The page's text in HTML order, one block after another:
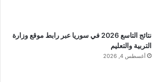
نتائج التاسع 2026 في سوريا عبر رابط موقع وزارة
التربية والتعليم
أغسطس 4, 2026